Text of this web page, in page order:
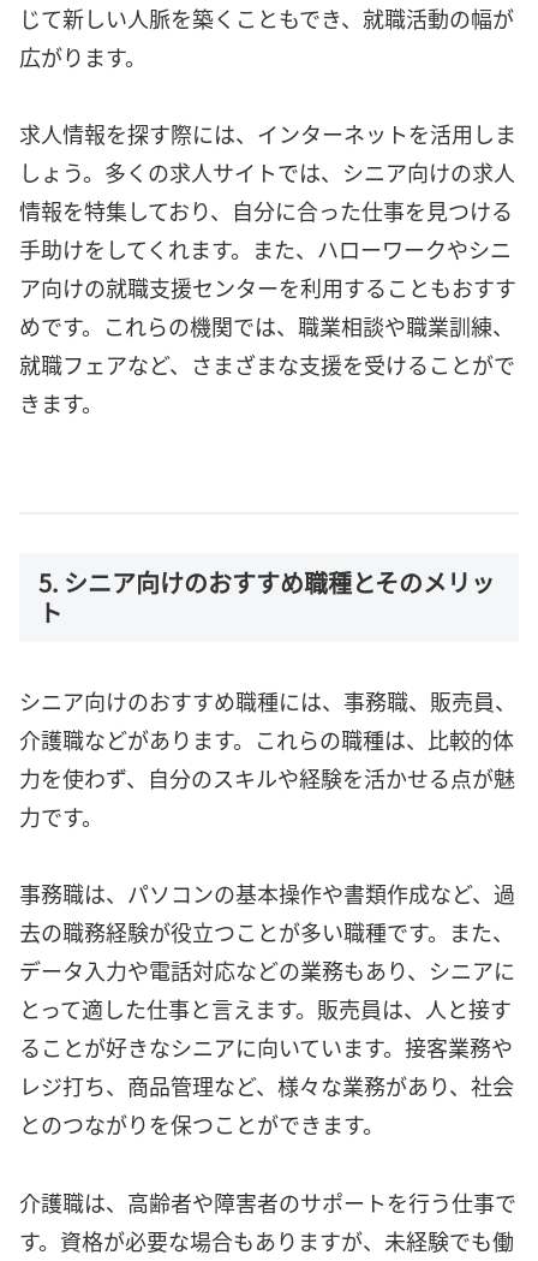
じて新しい人脈を築くこともでき、就職活動の幅が
広がります。
求人情報を探す際には、インターネットを活用しま
しょう。多くの求人サイトでは、シニア向けの求人
情報を特集しており、自分に合った仕事を見つける
手助けをしてくれます。また、ハローワークやシニ
ア向けの就職支援センターを利用することもおすす
めです。これらの機関では、職業相談や職業訓練、
就職フェアなど、さまざまな支援を受けることがで
きます。
5. シニア向けのおすすめ職種とそのメリッ
ト
シニア向けのおすすめ職種には、事務職、販売員、
介護職などがあります。これらの職種は、比較的体
力を使わず、自分のスキルや経験を活かせる点が魅
力です。
事務職は、パソコンの基本操作や書類作成など、過
去の職務経験が役立つことが多い職種です。また、
データ入力や電話対応などの業務もあり、シニアに
とって適した仕事と言えます。販売員は、人と接す
ることが好きなシニアに向いています。接客業務や
レジ打ち、商品管理など、様々な業務があり、社会
とのつながりを保つことができます。
介護職は、高齢者や障害者のサポートを行う仕事で
す。資格が必要な場合もありますが、未経験でも働